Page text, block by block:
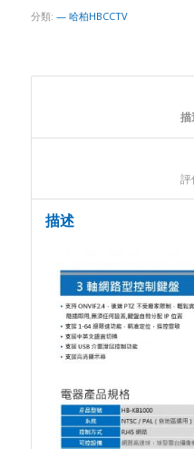
分類: — 哈柏HBCCTV
描述